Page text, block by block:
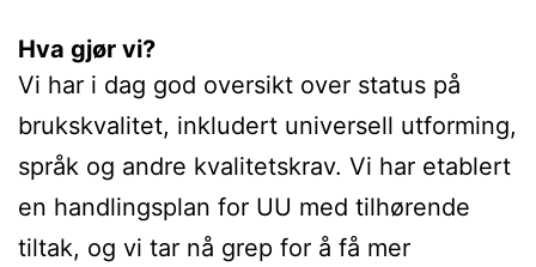
Hva gjør vi?
Vi har i dag god oversikt over status på
brukskvalitet, inkludert universell utforming,
språk og andre kvalitetskrav. Vi har etablert
en handlingsplan for UU med tilhørende
tiltak, og vi tar nå grep for å få mer